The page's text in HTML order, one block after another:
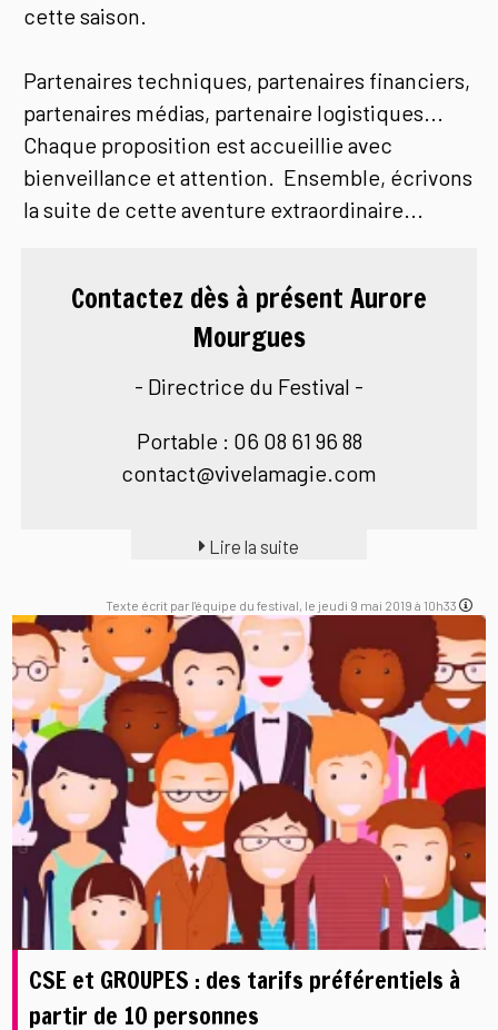
cette saison.
Partenaires techniques, partenaires financiers,
partenaires médias, partenaire logistiques...
Chaque proposition est accueillie avec
bienveillance et attention. Ensemble, écrivons
la suite de cette aventure extraordinaire...
Contactez dès à présent Aurore
Mourgues
- Directrice du Festival -
Portable : 06 08 61 96 88
contact@vivelamagie.com
Lire la suite
Texte écrit par l'équipe du festival, le jeudi 9 mai 2019 à 10h33
CSE et GROUPES : des tarifs préférentiels à
partir de 10 personnes